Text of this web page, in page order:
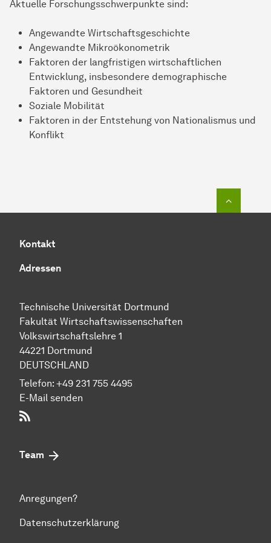
Aktuelle Forschungsschwerpunkte sind:
Angewandte Wirtschaftsgeschichte
Angewandte Mikroökonometrik
Faktoren der langfristigen wirtschaftlichen
Entwicklung, insbesondere demographische
Faktoren und Gesundheit
Soziale Mobilität
Faktoren in der Entstehung von Nationalismus und
Konflikt
Kontakt
Adressen
Technische Uni­ver­si­tät Dort­mund
Fakultät Wirtschafts­wissen­schaften
Volks­wirt­schafts­leh­re 1
44221 Dort­mund
DEUTSCHLAND
Telefon: +49 231 755 4495
E-Mail senden
Team
Anregungen?
Datenschutzerklärung